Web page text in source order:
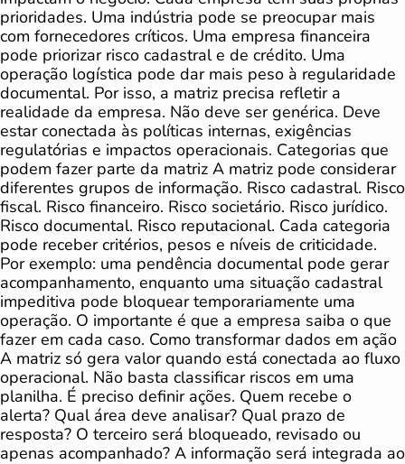
prioridades. Uma indústria pode se preocupar mais
com fornecedores críticos. Uma empresa financeira
pode priorizar risco cadastral e de crédito. Uma
operação logística pode dar mais peso à regularidade
documental. Por isso, a matriz precisa refletir a
realidade da empresa. Não deve ser genérica. Deve
estar conectada às políticas internas, exigências
regulatórias e impactos operacionais. Categorias que
podem fazer parte da matriz A matriz pode considerar
diferentes grupos de informação. Risco cadastral. Risco
fiscal. Risco financeiro. Risco societário. Risco jurídico.
Risco documental. Risco reputacional. Cada categoria
pode receber critérios, pesos e níveis de criticidade.
Por exemplo: uma pendência documental pode gerar
acompanhamento, enquanto uma situação cadastral
impeditiva pode bloquear temporariamente uma
operação. O importante é que a empresa saiba o que
fazer em cada caso. Como transformar dados em ação
A matriz só gera valor quando está conectada ao fluxo
operacional. Não basta classificar riscos em uma
planilha. É preciso definir ações. Quem recebe o
alerta? Qual área deve analisar? Qual prazo de
resposta? O terceiro será bloqueado, revisado ou
apenas acompanhado? A informação será integrada ao